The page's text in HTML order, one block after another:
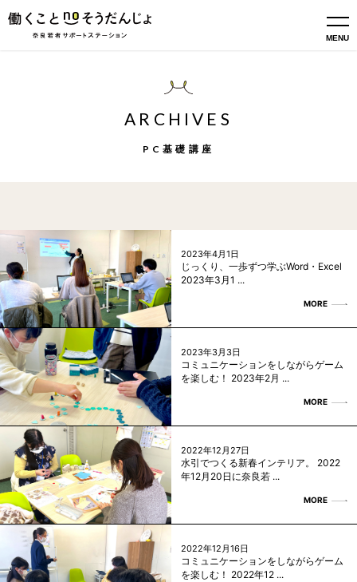
MENU
ARCHIVES
PC基礎講座
2023年4月1日
じっくり、一歩ずつ学ぶWord・Excel
2023年3月1 ...
MORE
2023年3月3日
コミュニケーションをしながらゲーム
を楽しむ！ 2023年2月 ...
MORE
2022年12月27日
水引でつくる新春インテリア。 2022
年12月20日に奈良若 ...
MORE
2022年12月16日
コミュニケーションをしながらゲーム
を楽しむ！ 2022年12 ...